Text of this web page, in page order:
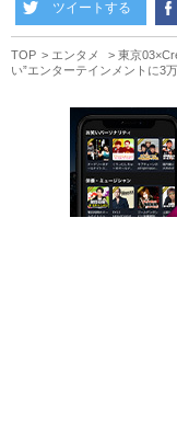
ツイートする
TOP エンタメ
東京
い”エンターテインメントに3